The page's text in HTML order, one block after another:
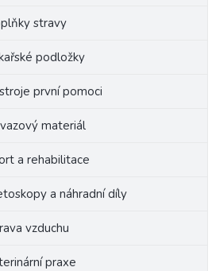
stravy
podložky
první pomoci
materiál
a rehabilitace
a náhradní díly
vzduchu
praxe